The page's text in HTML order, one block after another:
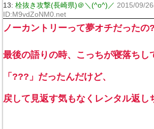
13: 栓抜き攻撃(長崎県)＠＼(^o^)／ 2015/09/
ID:M9vdZoNM0.net
ノーカントリーって夢オチだったの?
最後の語りの時、こっちが寝落ちし
「???」だったんだけど、
戻して見返す気もなくレンタル返し